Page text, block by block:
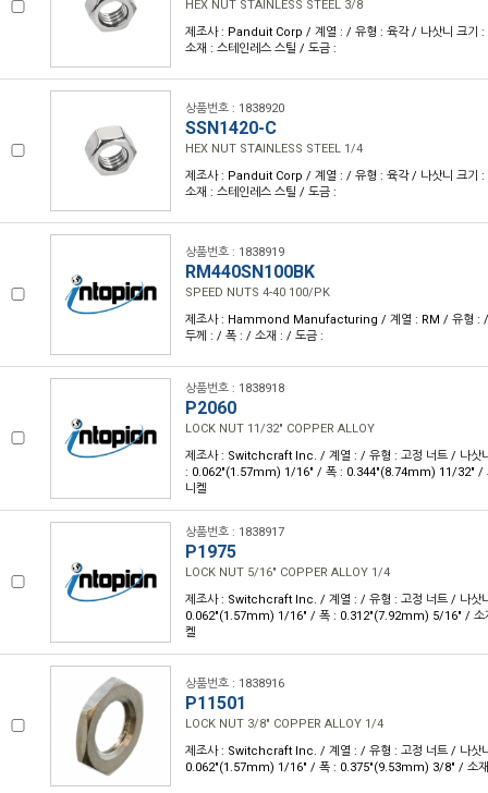
HEX NUT STAINLESS STEEL 3/8
제조사 : Panduit Corp / 계열 : / 유형 : 육각 / 나삿니 크기
소재 : 스테인레스 스틸 / 도금 :
상품번호 : 1838920
SSN1420-C
HEX NUT STAINLESS STEEL 1/4
제조사 : Panduit Corp / 계열 : / 유형 : 육각 / 나삿니 크기
소재 : 스테인레스 스틸 / 도금 :
상품번호 : 1838919
RM440SN100BK
SPEED NUTS 4-40 100/PK
제조사 : Hammond Manufacturing / 계열 : RM / 유형 : /
두께 : / 폭 : / 소재 : / 도금 :
상품번호 : 1838918
P2060
LOCK NUT 11/32" COPPER ALLOY
제조사 : Switchcraft Inc. / 계열 : / 유형 : 고정 너트 / 나삿
: 0.062"(1.57mm) 1/16" / 폭 : 0.344"(8.74mm) 11/32" /
니켈
상품번호 : 1838917
P1975
LOCK NUT 5/16" COPPER ALLOY 1/4
제조사 : Switchcraft Inc. / 계열 : / 유형 : 고정 너트 / 나삿
0.062"(1.57mm) 1/16" / 폭 : 0.312"(7.92mm) 5/16" / 소
켈
상품번호 : 1838916
P11501
LOCK NUT 3/8" COPPER ALLOY 1/4
제조사 : Switchcraft Inc. / 계열 : / 유형 : 고정 너트 / 나삿
0.062"(1.57mm) 1/16" / 폭 : 0.375"(9.53mm) 3/8" / 소재